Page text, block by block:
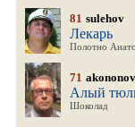
81 sulehov
Лекарь
Полотно
71
Алый
Шоколад